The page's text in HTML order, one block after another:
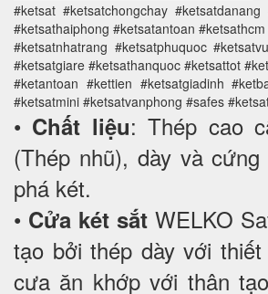
#ketsat #ketsatchongchay
#ketsathaiphong #ketsatantoan
#ketsatnhatrang #ketsatphuquoc
#ketsatgiare #ketsathanquoc #ketsattot
#ketantoan #kettien #ketsatgiadinh
#ketsatmini #ketsatvanphong #safes
• Chất liệu: Thép cao
(Thép nhũ), dày và cứng
phá két.
• Cửa két sắt WELKO
tạo bởi thép dày với
cưa ăn khớp với thân